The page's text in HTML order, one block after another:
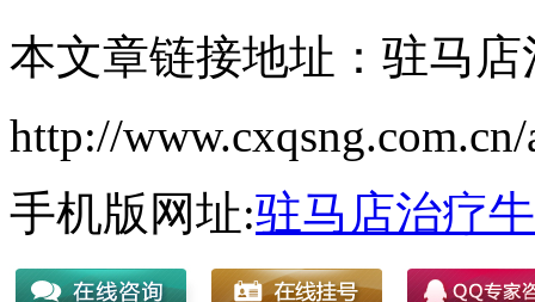
本文章链接地址：驻马
http://
手机版网址:驻马店治疗